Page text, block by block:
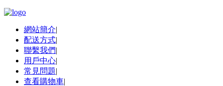
網站簡介|
配送方式|
聯繫我們|
用戶中心|
常見問題|
查看購物車|